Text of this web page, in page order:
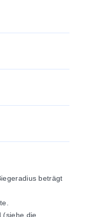
beträgt
(siehe die